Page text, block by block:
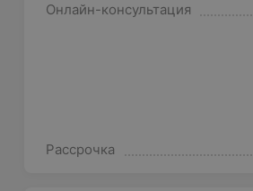
Онлайн-консультация
Рассрочка